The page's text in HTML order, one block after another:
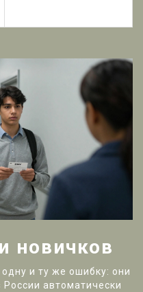
новичков
и ту же ошибку: они
автоматически